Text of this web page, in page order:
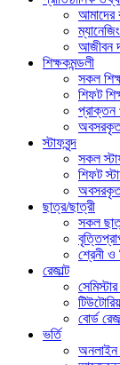
আমাদের
আজীবন
শিক্ষকমন্ডলী
সকল
শিফট
প্রাক্তন
অবসরকৃত
স্টাফবৃন্দ
সকল
শিফট
অবসরকৃত
ছাত্র/ছাত্রী
সকল
শ্রেনী ও
রেজাল্ট
সেমিস্টার
বোর্ড
ভর্তি
অনলাইন